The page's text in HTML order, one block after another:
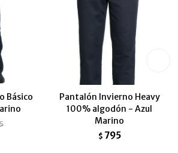
Básico
Pantalón Invierno Heavy
100% algodón - Azul
Marino
$ 795